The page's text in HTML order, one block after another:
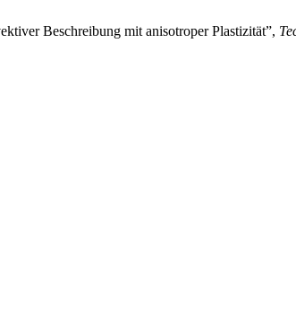
Beschreibung mit anisotroper Plastizität”,